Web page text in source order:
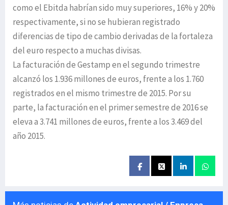
como el Ebitda habrían sido muy superiores, 16% y 20%
respectivamente, si no se hubieran registrado
diferencias de tipo de cambio derivadas de la fortaleza
del euro respecto a muchas divisas.
La facturación de Gestamp en el segundo trimestre
alcanzó los 1.936 millones de euros, frente a los 1.760
registrados en el mismo trimestre de 2015. Por su
parte, la facturación en el primer semestre de 2016 se
eleva a 3.741 millones de euros, frente a los 3.469 del
año 2015.